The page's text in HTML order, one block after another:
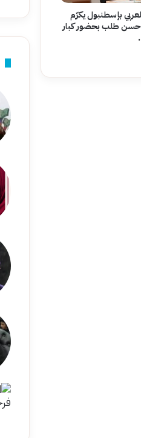
بإسطنبول يكرّم
حسن طلب بحضور كبار